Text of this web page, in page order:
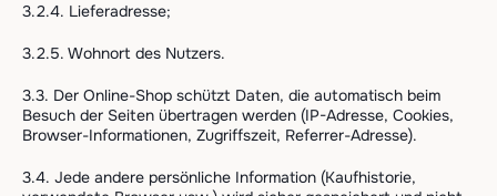
3.2.4. Lieferadresse;
3.2.5. Wohnort des Nutzers.
3.3. Der Online-Shop schützt Daten, die automatisch beim
Besuch der Seiten übertragen werden (IP-Adresse, Cookies,
Browser-Informationen, Zugriffszeit, Referrer-Adresse).
3.4. Jede andere persönliche Information (Kaufhistorie,